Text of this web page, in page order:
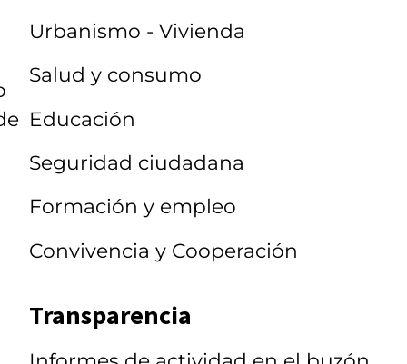
Urbanismo - Vivienda
Salud y consumo
Educación
Seguridad ciudadana
Formación y empleo
Convivencia y Cooperación
Transparencia